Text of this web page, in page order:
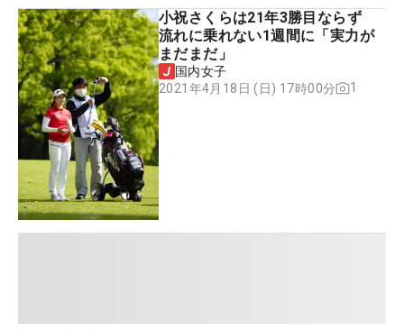
小祝さくらは21年3勝目ならず
流れに乗れない1週間に「実力が
まだまだ」
国内女子
2021年4月18日 (日) 17時00分
1